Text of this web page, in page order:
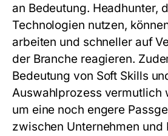
an Bedeutung. Headhunter,
Technologien nutzen,
arbeiten und schneller auf
der Branche reagieren.
Bedeutung von Soft Skills
Auswahlprozess vermutlich
um eine noch engere
zwischen Unternehmen und